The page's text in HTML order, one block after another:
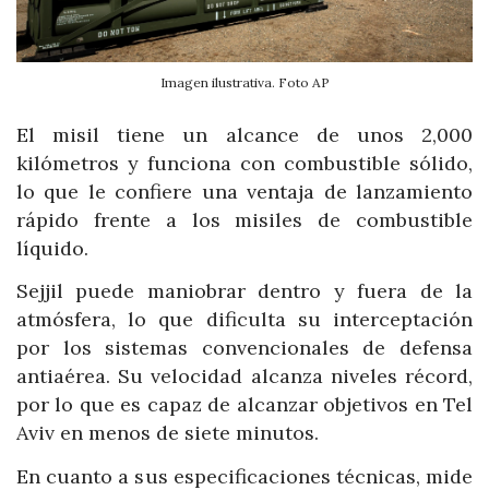
Imagen ilustrativa. Foto AP
El misil tiene un alcance de unos 2,000
kilómetros y funciona con combustible sólido,
lo que le confiere una ventaja de lanzamiento
rápido frente a los misiles de combustible
líquido.
Sejjil puede maniobrar dentro y fuera de la
atmósfera, lo que dificulta su interceptación
por los sistemas convencionales de defensa
antiaérea. Su velocidad alcanza niveles récord,
por lo que es capaz de alcanzar objetivos en Tel
Aviv en menos de siete minutos.
En cuanto a sus especificaciones técnicas, mide